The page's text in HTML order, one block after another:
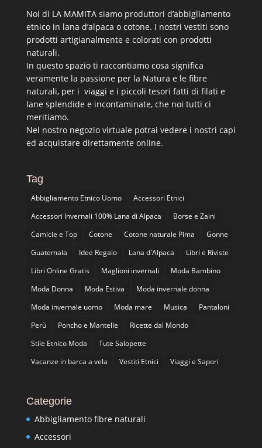
Noi di LA MAMITA siamo produttori d’abbigliamento
etnico in lana d’alpaca o cotone. I nostri vestiti sono
prodotti artigianalmente e colorati con prodotti
naturali.
In questo spazio ti raccontiamo cosa significa
veramente la passione per la Natura e le fibre
naturali, per i viaggi e i piccoli tesori fatti di filati e
lane splendide e incontaminate, che noi tutti ci
meritiamo.
Nel nostro negozio virtuale potrai vedere i nostri capi
ed acquistare direttamente online.
Tag
Abbigliamento Etnico Uomo
Accessori Etnici
Accessori Invernali 100% Lana di Alpaca
Borse e Zaini
Camicie e Top
Cotone Cotone naturale Pima
Gonne
Guatemala
Idee Regalo Lana d'Alpaca
Libri e Riviste
Libri Online Gratis
Maglioni invernali
Moda Bambino
Moda Donna
Moda Estiva
Moda invernale donna
Moda invernale uomo
Moda mare Musica
Pantaloni
Perù
Poncho e Mantelle
Ricette dal Mondo
Stile Etnico Moda
Tute Salopette
Vacanze in barca a vela
Vestiti Etnici Viaggi e Sapori
Categorie
Abbigliamento fibre naturali
Accessori